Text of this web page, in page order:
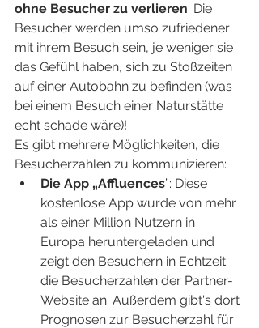
ohne Besucher zu verlieren. Die
Besucher werden umso zufriedener
mit ihrem Besuch sein, je weniger sie
das Gefühl haben, sich zu Stoßzeiten
auf einer Autobahn zu befinden (was
bei einem Besuch einer Naturstätte
echt schade wäre)!
Es gibt mehrere Möglichkeiten, die
Besucherzahlen zu kommunizieren:
Die App „Affluences”: Diese
kostenlose App wurde von mehr
als einer Million Nutzern in
Europa heruntergeladen und
zeigt den Besuchern in Echtzeit
die Besucherzahlen der Partner-
Website an. Außerdem gibt's dort
Prognosen zur Besucherzahl für